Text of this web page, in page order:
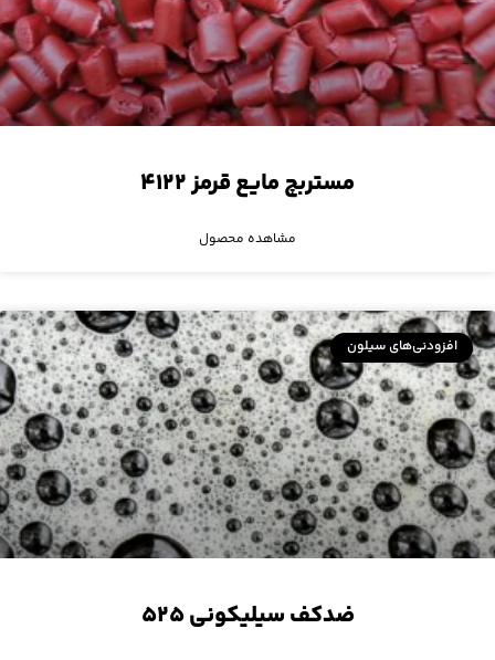
مستربچ مایع قرمز ۴۱۲۲
مشاهده محصول
افزودنی‌های سیلون
ضدکف سیلیکونی ۵۲۵